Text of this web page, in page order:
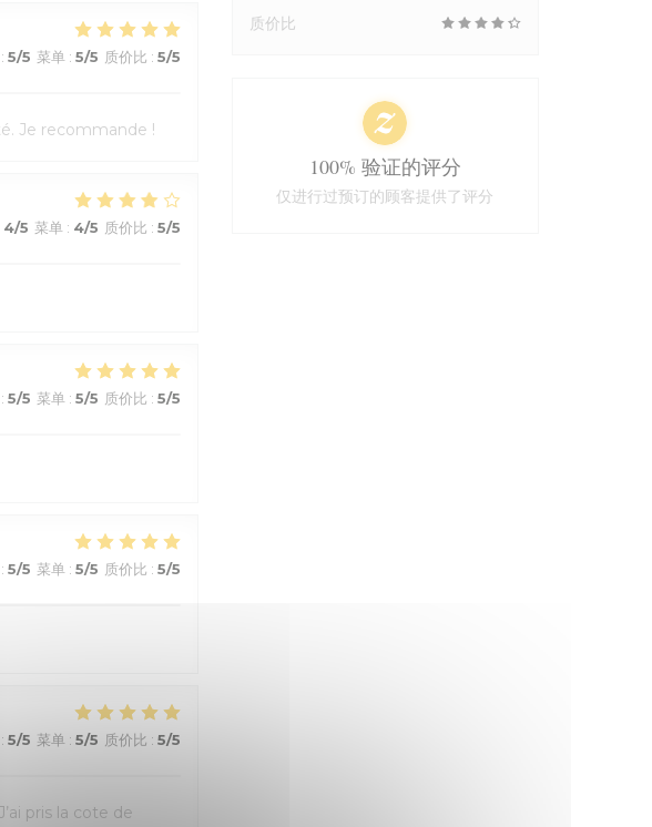
: 5/5 菜单: 5/5 质价比 : 5/5
Je recommande !
4/5 菜单: 4/5 质价比 : 5/5
: 5/5 菜单: 5/5 质价比 : 5/5
: 5/5 菜单: 5/5 质价比 : 5/5
: 5/5 菜单: 5/5 质价比 : 5/5
pris la cote de
质价比
100% 验证的评分
仅进行过预订的顾客提供了评分